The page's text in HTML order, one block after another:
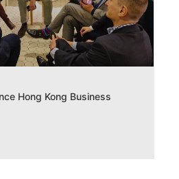
Hong Kong Business